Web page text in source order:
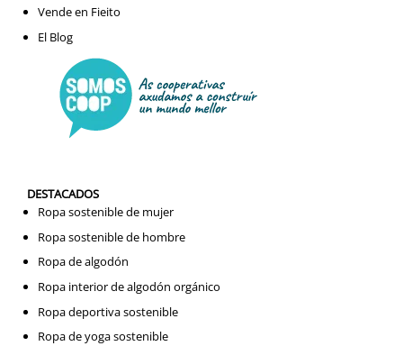
Vende en Fieito
El Blog
DESTACADOS
Ropa sostenible de mujer
Ropa sostenible de hombre
Ropa de algodón
Ropa interior de algodón orgánico
Ropa deportiva sostenible
Ropa de yoga sostenible